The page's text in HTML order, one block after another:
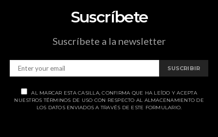
Suscríbete
Suscríbete a la newsletter
SUSCRIBIR
AL MARCAR ESTA CASILLA, CONFIRMA QUE HA LEÍDO Y ACEPTA
NUESTROS TÉRMINOS DE USO CON RESPECTO AL ALMACENAMIENTO DE
LOS DATOS ENVIADOS A TRAVÉS DE ESTE FORMULARIO.